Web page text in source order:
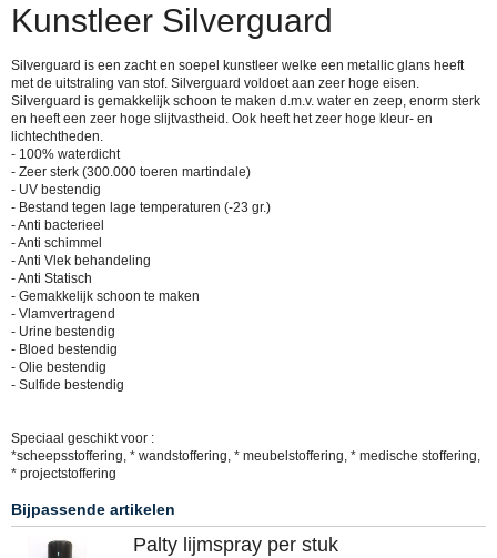
Kunstleer Silverguard
Silverguard is een zacht en soepel kunstleer welke een metallic glans heeft
met de uitstraling van stof. Silverguard voldoet aan zeer hoge eisen.
Silverguard is gemakkelijk schoon te maken d.m.v. water en zeep, enorm sterk
en heeft een zeer hoge slijtvastheid. Ook heeft het zeer hoge kleur- en
lichtechtheden.
- 100% waterdicht
- Zeer sterk (300.000 toeren martindale)
- UV bestendig
- Bestand tegen lage temperaturen (-23 gr.)
- Anti bacterieel
- Anti schimmel
- Anti Vlek behandeling
- Anti Statisch
- Gemakkelijk schoon te maken
- Vlamvertragend
- Urine bestendig
- Bloed bestendig
- Olie bestendig
- Sulfide bestendig
Speciaal geschikt voor :
*scheepsstoffering, * wandstoffering, * meubelstoffering, * medische stoffering,
* projectstoffering
Bijpassende artikelen
Palty lijmspray per stuk